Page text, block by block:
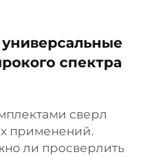
спектра
сверл
применений.
ли просверлить